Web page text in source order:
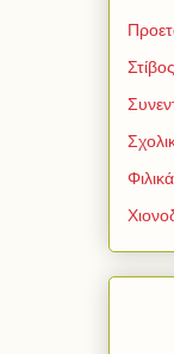
Στίβος
Φιλικά